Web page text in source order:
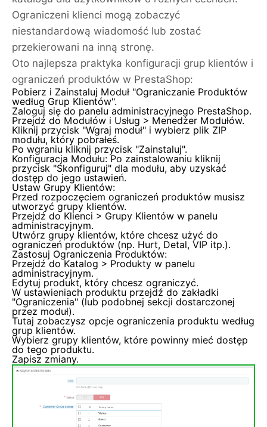
Ograniczeni klienci mogą zobaczyć
niestandardową wiadomość lub zostać
przekierowani na inną stronę.
Oto najlepsza praktyka konfiguracji grup klientów i
ograniczeń produktów w PrestaShop:
Pobierz i Zainstaluj Moduł "Ograniczanie Produktów
według Grup Klientów".
Zaloguj się do panelu administracyjnego PrestaShop.
Przejdź do Modułów i Usług > Menedżer Modułów.
Kliknij przycisk "Wgraj moduł" i wybierz plik ZIP
modułu, który pobrałeś.
Po wgraniu kliknij przycisk "Zainstaluj".
Konfiguracja Modułu: Po zainstalowaniu kliknij
przycisk "Skonfiguruj" dla modułu, aby uzyskać
dostęp do jego ustawień.
Ustaw Grupy Klientów:
Przed rozpoczęciem ograniczeń produktów musisz
utworzyć grupy klientów.
Przejdź do Klienci > Grupy Klientów w panelu
administracyjnym.
Utwórz grupy klientów, które chcesz użyć do
ograniczeń produktów (np. Hurt, Detal, VIP itp.).
Zastosuj Ograniczenia Produktów:
Przejdź do Katalog > Produkty w panelu
administracyjnym.
Edytuj produkt, który chcesz ograniczyć.
W ustawieniach produktu przejdź do zakładki
"Ograniczenia" (lub podobnej sekcji dostarczonej
przez moduł).
Tutaj zobaczysz opcje ograniczenia produktu według
grup klientów.
Wybierz grupy klientów, które powinny mieć dostęp
do tego produktu.
Zapisz zmiany.